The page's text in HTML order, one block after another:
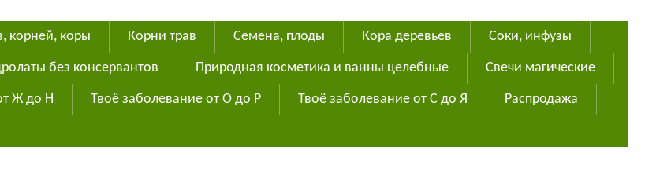
корней, коры Корни трав Семена, плоды Кора деревьев Соки, инфузы
без консервантов Природная косметика и ванны целебные Свечи магические
Ж до Н Твоё заболевание от О до Р Твоё заболевание от С до Я Распродажа